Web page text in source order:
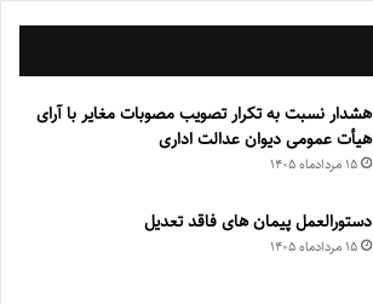
هشدار نسبت به تکرار تصویب مصوبات مغایر با آرای
هیأت عمومی دیوان عدالت اداری
۱۵ مرداد‌ماه ۱۴۰۵
دستورالعمل پیمان های فاقد تعدیل
۱۵ مرداد‌ماه ۱۴۰۵